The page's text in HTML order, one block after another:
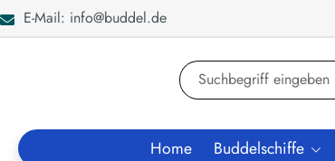
Zur Suche springen
E-Mail: info@buddel.de
Home Buddelschiffe